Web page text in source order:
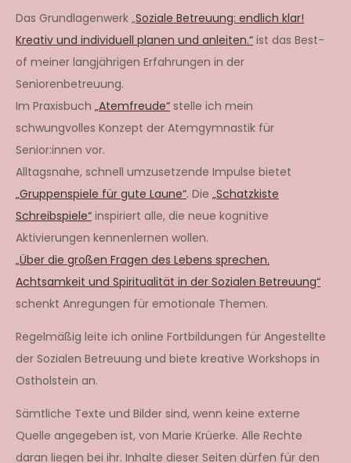
Das Grundlagenwerk „Soziale Betreuung: endlich klar!
Kreativ und individuell planen und anleiten.“ ist das Best-
of meiner langjährigen Erfahrungen in der
Seniorenbetreuung.
Im Praxisbuch „Atemfreude“ stelle ich mein
schwungvolles Konzept der Atemgymnastik für
Senior:innen vor.
Alltagsnahe, schnell umzusetzende Impulse bietet
„Gruppenspiele für gute Laune“. Die „Schatzkiste
Schreibspiele“ inspiriert alle, die neue kognitive
Aktivierungen kennenlernen wollen.
„Über die großen Fragen des Lebens sprechen.
Achtsamkeit und Spiritualität in der Sozialen Betreuung“
schenkt Anregungen für emotionale Themen.
Regelmäßig leite ich online Fortbildungen für Angestellte
der Sozialen Betreuung und biete kreative Workshops in
Ostholstein an.
Sämtliche Texte und Bilder sind, wenn keine externe
Quelle angegeben ist, von Marie Krüerke. Alle Rechte
daran liegen bei ihr. Inhalte dieser Seiten dürfen für den